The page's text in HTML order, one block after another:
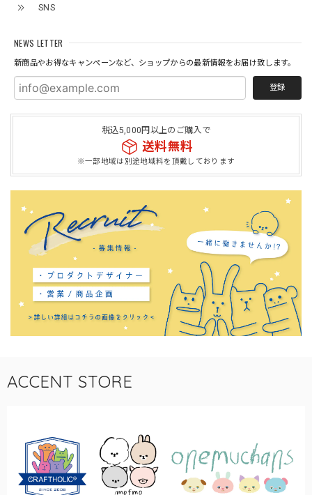
SNS
NEWS LETTER
新商品やお得なキャンペーンなど、ショップからの最新情報をお届け致します。
登録
税込5,000円以上のご購入で
送料無料
※一部地域は別途地域料を頂戴しております
ACCENT STORE